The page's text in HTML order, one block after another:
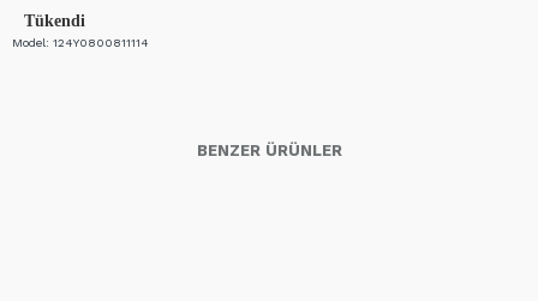
Tükendi
Model: 124Y0800811114
BENZER ÜRÜNLER